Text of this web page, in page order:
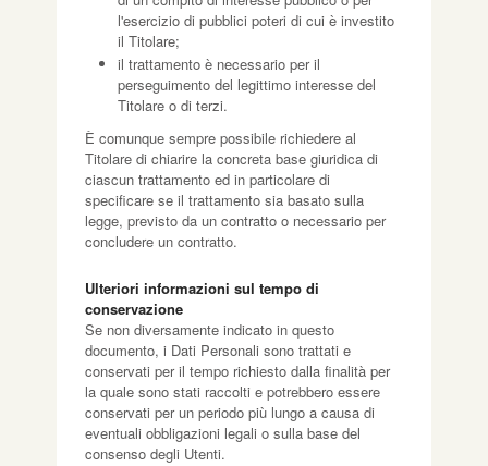
l'esercizio di pubblici poteri di cui è investito
il Titolare;
il trattamento è necessario per il
perseguimento del legittimo interesse del
Titolare o di terzi.
È comunque sempre possibile richiedere al
Titolare di chiarire la concreta base giuridica di
ciascun trattamento ed in particolare di
specificare se il trattamento sia basato sulla
legge, previsto da un contratto o necessario per
concludere un contratto.
Ulteriori informazioni sul tempo di
conservazione
Se non diversamente indicato in questo
documento, i Dati Personali sono trattati e
conservati per il tempo richiesto dalla finalità per
la quale sono stati raccolti e potrebbero essere
conservati per un periodo più lungo a causa di
eventuali obbligazioni legali o sulla base del
consenso degli Utenti.